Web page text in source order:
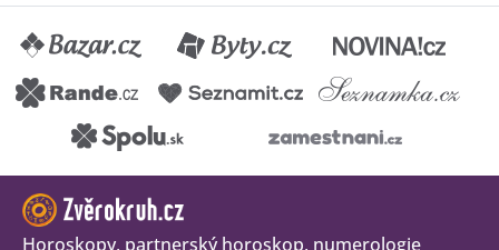
Horoskopy, partnerský horoskop, numerologie